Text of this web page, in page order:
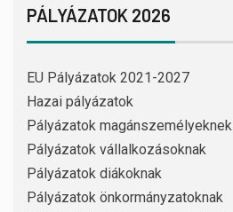
PÁLYÁZATOK 2026
EU Pályázatok 2021-2027
Hazai pályázatok
Pályázatok magánszemélyeknek
Pályázatok vállalkozásoknak
Pályázatok diákoknak
Pályázatok önkormányzatoknak